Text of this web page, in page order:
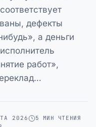
дефекты
а деньги
работ»,
2026
5 МИН ЧТЕНИЯ